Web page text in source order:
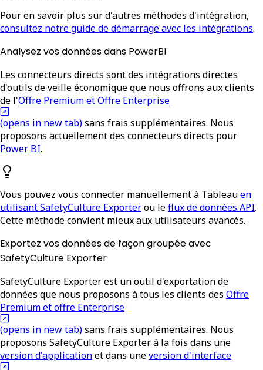
Pour en savoir plus sur d'autres méthodes d'intégration,
consultez notre guide de démarrage avec les intégrations.
Analysez vos données dans PowerBI
Les connecteurs directs sont des intégrations directes
d'outils de veille économique que nous offrons aux clients
de l'Offre Premium et Offre Enterprise
(opens in new tab)sans frais supplémentaires. Nous
proposons actuellement des connecteurs directs pour
Power BI.
Vous pouvez vous connecter manuellement à Tableauen
utilisant SafetyCulture Exporterou leflux de données API.
Cette méthode convient mieux aux utilisateurs avancés.
Exportez vos données de façon groupée avec
SafetyCulture Exporter
SafetyCulture Exporter est un outil d'exportation de
données que nous proposons à tous les clients des Offre
Premium et offre Enterprise
(opens in new tab)sans frais supplémentaires. Nous
proposons SafetyCulture Exporter à la fois dans une
version d'applicationet dans uneversion d'interface